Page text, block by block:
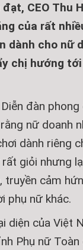
CEO Thu
của rất
dành cho nữ
chị hướng
đàn phong
nữ doanh
dành riêng
giỏi nhưng
truyền cảm
phụ nữ khác.
diện của Việt
Phụ nữ Toàn